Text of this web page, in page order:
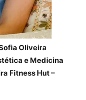
Oliveira
e Medicina
Fitness Hut –